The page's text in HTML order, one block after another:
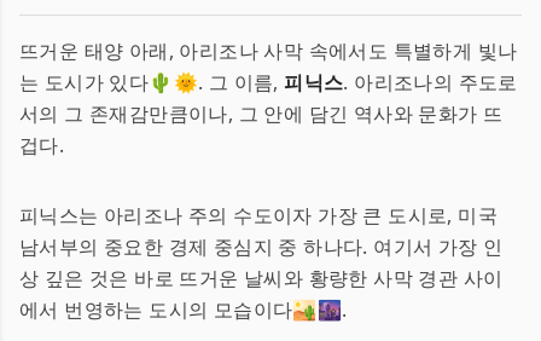
뜨거운 태양 아래, 아리조나 사막 속에서도 특별하게 빛나
는 도시가 있다🌵🌞. 그 이름,피닉스. 아리조나의 주도로
서의 그 존재감만큼이나, 그 안에 담긴 역사와 문화가 뜨
겁다.
피닉스는 아리조나 주의 수도이자 가장 큰 도시로, 미국
남서부의 중요한 경제 중심지 중 하나다. 여기서 가장 인
상 깊은 것은 바로 뜨거운 날씨와 황량한 사막 경관 사이
에서 번영하는 도시의 모습이다🏜️🌆.